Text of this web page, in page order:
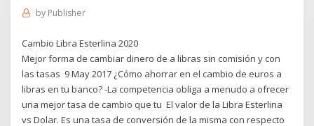
by Publisher
Cambio Libra Esterlina 2020
Mejor forma de cambiar dinero de a libras sin comisión y con
las tasas 9 May 2017 ¿Cómo ahorrar en el cambio de euros a
libras en tu banco? -La competencia obliga a menudo a ofrecer
una mejor tasa de cambio que tu El valor de la Libra Esterlina
vs Dolar. Es una tasa de conversión de la misma con respecto